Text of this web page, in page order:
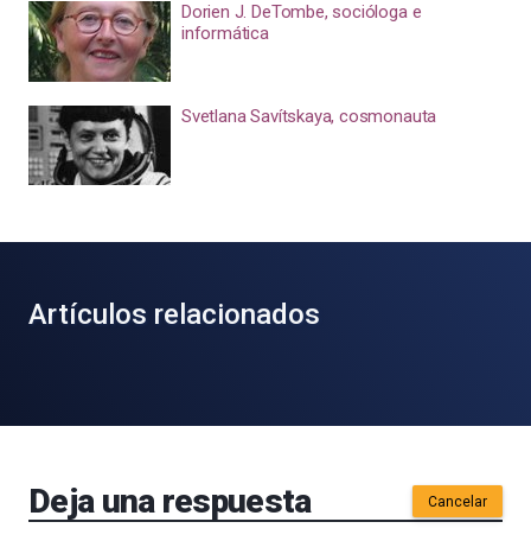
Dorien J. DeTombe, socióloga e
informática
Svetlana Savítskaya, cosmonauta
Artículos relacionados
Deja una respuesta Cancelar